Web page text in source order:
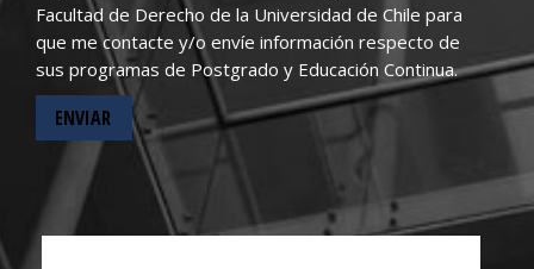
Facultad de Derecho de la Universidad de Chile para
que me contacte y/o envíe información respecto de
sus programas de Postgrado y Educación Continua.